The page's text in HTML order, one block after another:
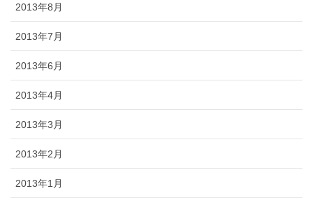
2013年8月
2013年7月
2013年6月
2013年4月
2013年3月
2013年2月
2013年1月